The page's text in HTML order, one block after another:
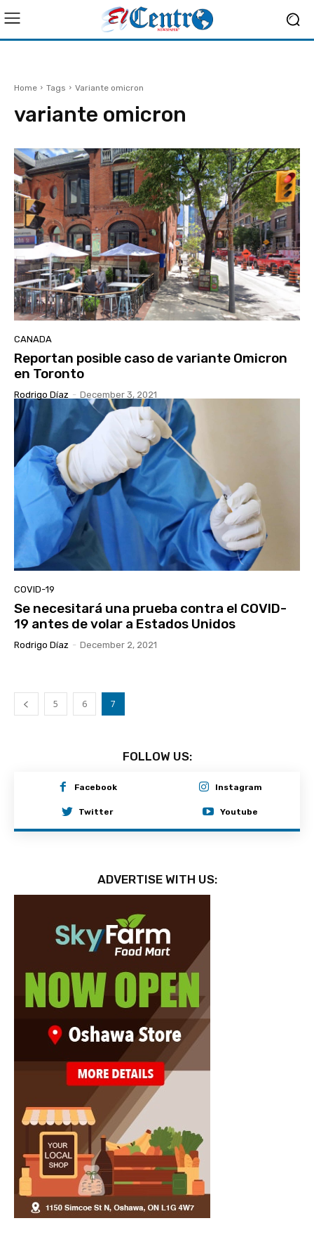
Home Tags Variante omicron
variante omicron
CANADA
Reportan posible caso de variante Omicron
en Toronto
Rodrigo Díaz - December 3, 2021
COVID-19
Se necesitará una prueba contra el COVID-
19 antes de volar a Estados Unidos
Rodrigo Díaz - December 2, 2021
5 6 7
FOLLOW US:
Facebook Instagram
Twitter Youtube
ADVERTISE WITH US: